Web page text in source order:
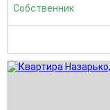
Собственник